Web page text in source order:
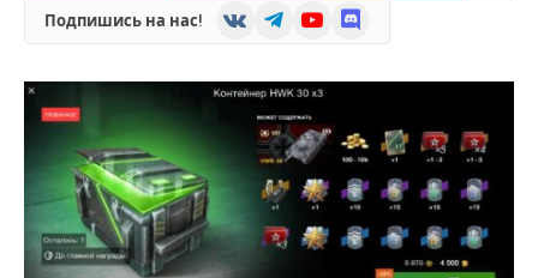
Подпишись на нас! VKontakteTelegramYouTubeDiscord